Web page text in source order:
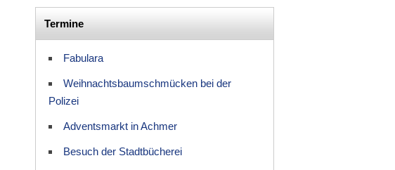
Termine
Fabulara
Weihnachtsbaumschmücken bei der
Polizei
Adventsmarkt in Achmer
Besuch der Stadtbücherei